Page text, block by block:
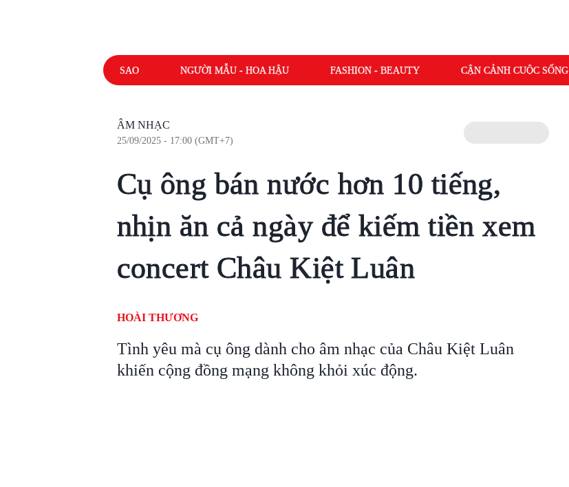
SAO NGƯỜI MẪU - HOA HẬU FASHION - BEAUTY CẬN CẢNH CUỘC SỐNG
ÂM NHẠC
25/09/2025 - 17:00 (GMT+7)
Cụ ông bán nước hơn 10 tiếng,
nhịn ăn cả ngày để kiếm tiền xem
concert Châu Kiệt Luân
HOÀI THƯƠNG
Tình yêu mà cụ ông dành cho âm nhạc của Châu Kiệt Luân
khiến cộng đồng mạng không khỏi xúc động.